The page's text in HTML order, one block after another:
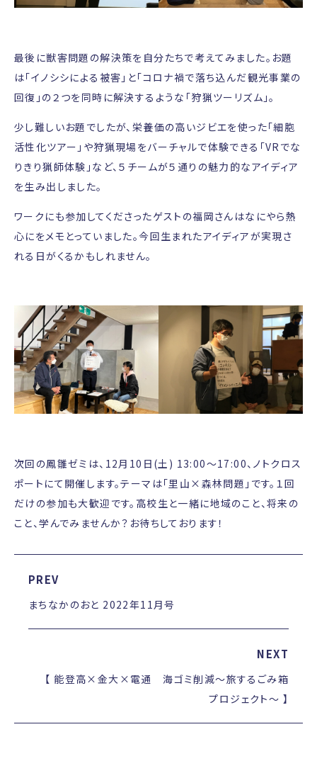
最後に獣害問題の解決策を自分たちで考えてみました。お題
は「イノシシによる被害」と「コロナ禍で落ち込んだ観光事業の
回復」の２つを同時に解決するような「狩猟ツーリズム」。
少し難しいお題でしたが、栄養価の高いジビエを使った「細胞
活性化ツアー」や狩猟現場をバーチャルで体験できる「VRでな
りきり猟師体験」など、５チームが５通りの魅力的なアイディア
を生み出しました。
ワークにも参加してくださったゲストの福岡さんはなにやら熱
心にをメモとっていました。今回生まれたアイディアが実現さ
れる日がくるかもしれません。
次回の鳳雛ゼミは、12月10日(土) 13:00～17:00、ノトクロス
ポートにて開催します。テーマは「里山×森林問題」です。１回
だけの参加も大歓迎です。高校生と一緒に地域のこと、将来の
こと、学んでみませんか？お待ちしております！
PREV
まちなかのおと 2022年11月号
NEXT
【 能登高×金大×電通 海ゴミ削減～旅するごみ箱
プロジェクト～ 】